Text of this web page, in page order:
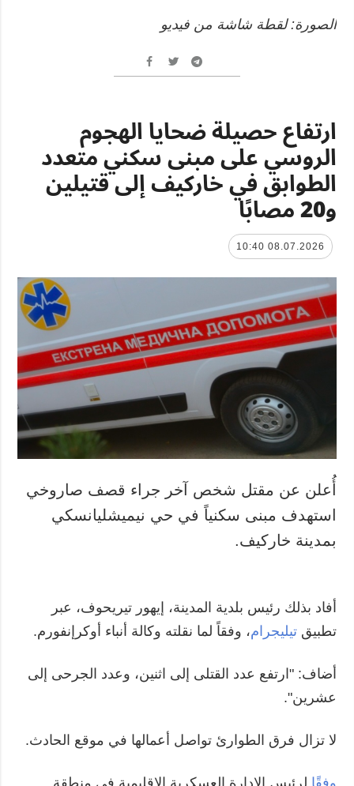
الصورة: لقطة شاشة من فيديو
ارتفاع حصيلة ضحايا الهجوم
الروسي على مبنى سكني متعدد
الطوابق في خاركيف إلى قتيلين
و20 مصابًا
08.07.2026 10:40
أُعلن عن مقتل شخص آخر جراء قصف صاروخي
استهدف مبنى سكنياً في حي نيميشليانسكي
بمدينة خاركيف.
أفاد بذلك رئيس بلدية المدينة، إيهور تيريحوف، عبر
تطبيقتيليجرام، وفقاً لما نقلته وكالة أنباء أوكرإنفورم.
أضاف: "ارتفع عدد القتلى إلى اثنين، وعدد الجرحى إلى
عشرين".
لا تزال فرق الطوارئ تواصل أعمالها في موقع الحادث.
وفقًا لرئيس الإدارة العسكرية الإقليمية في منطقة